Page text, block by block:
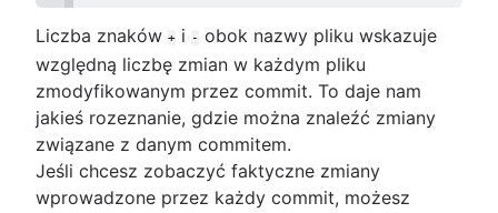
Liczba znaków + i - obok nazwy pliku wskazuje
względną liczbę zmian w każdym pliku
zmodyfikowanym przez commit. To daje nam
jakieś rozeznanie, gdzie można znaleźć zmiany
związane z danym commitem.
Jeśli chcesz zobaczyć faktyczne zmiany
wprowadzone przez każdy commit, możesz